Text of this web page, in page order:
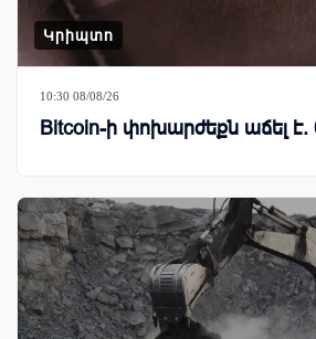
Կրիպտո
10:30 08/08/26
Bitcoin-ի փոխարժեքն աճել է.